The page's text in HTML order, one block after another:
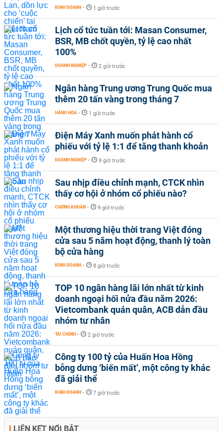
KINH DOANH - 1 giờ trước
Lịch cổ tức tuần tới: Masan Consumer,
BSR, MB chốt quyền, tỷ lệ cao nhất
100%
DOANH NGHIỆP - 2 giờ trước
Ngân hàng Trung ương Trung Quốc mua
thêm 20 tấn vàng trong tháng 7
HÀNG HÓA - 1 giờ trước
Điện Máy Xanh muốn phát hành cổ
phiếu với tỷ lệ 1:1 để tăng thanh khoản
DOANH NGHIỆP - 9 giờ trước
Sau nhịp điều chỉnh mạnh, CTCK nhìn
thấy cơ hội ở nhóm cổ phiếu nào?
CHỨNG KHOÁN - 9 giờ trước
Một thương hiệu thời trang Việt đóng
cửa sau 5 năm hoạt động, thanh lý toàn
bộ cửa hàng
KINH DOANH - 8 giờ trước
TOP 10 ngân hàng lãi lớn nhất từ kinh
doanh ngoại hối nửa đầu năm 2026:
Vietcombank quán quân, ACB dẫn đầu
nhóm tư nhân
TÀI CHÍNH - 2 giờ trước
Công ty 100 tỷ của Huấn Hoa Hồng
bỗng dưng ‘biến mất’, một công ty khác
đã giải thể
KINH DOANH - 7 giờ trước
LIÊN KẾT NỔI BẬT